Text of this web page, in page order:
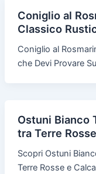
Coniglio al
Classico
Coniglio al
che Devi Provare
Ostuni Bianco
tra Terre
Scopri Ostuni
Terre Rosse e